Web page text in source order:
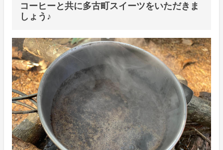
コーヒーと共に多古町スイーツをいただきま
しょう♪